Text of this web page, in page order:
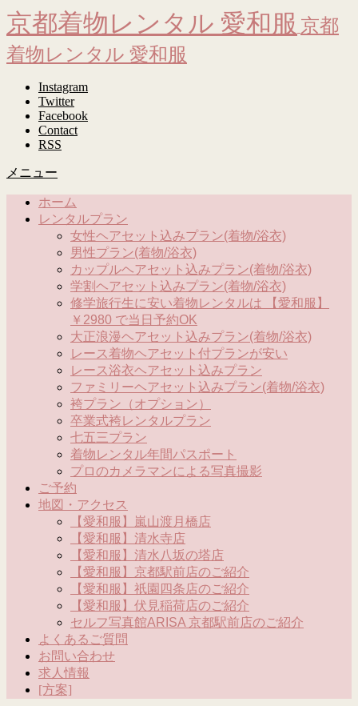
京都着物レンタル 愛和服 京都
着物レンタル 愛和服
Instagram
Twitter
Facebook
Contact
RSS
メニュー
ホーム
レンタルプラン
女性ヘアセット込みプラン(着物/浴衣)
男性プラン(着物/浴衣)
カップルヘアセット込みプラン(着物/浴衣)
学割ヘアセット込みプラン(着物/浴衣)
修学旅行生に安い着物レンタルは 【愛和服】
￥2980 で当日予約OK
大正浪漫ヘアセット込みプラン(着物/浴衣)
レース着物ヘアセット付プランが安い
レース浴衣ヘアセット込みプラン
ファミリーヘアセット込みプラン(着物/浴衣)
袴プラン（オプション）
卒業式袴レンタルプラン
七五三プラン
着物レンタル年間パスポート
プロのカメラマンによる写真撮影
ご予約
地図・アクセス
【愛和服】嵐山渡月橋店
【愛和服】清水寺店
【愛和服】清水八坂の塔店
【愛和服】京都駅前店のご紹介
【愛和服】祇園四条店のご紹介
【愛和服】伏見稲荷店のご紹介
セルフ写真館ARISA 京都駅前店のご紹介
よくあるご質問
お問い合わせ
求人情報
[方案]